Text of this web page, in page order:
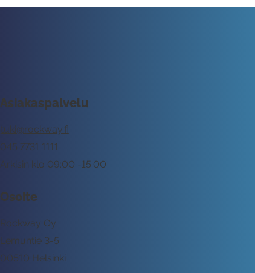
Asiakaspalvelu
tuki@rockway.fi
Arkisin klo 09:00 -15:00
045 7731 1111
Osoite
Rockway Oy
Lemuntie 3-5
00510 Helsinki